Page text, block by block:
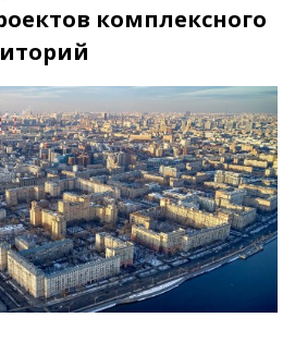
комплексного